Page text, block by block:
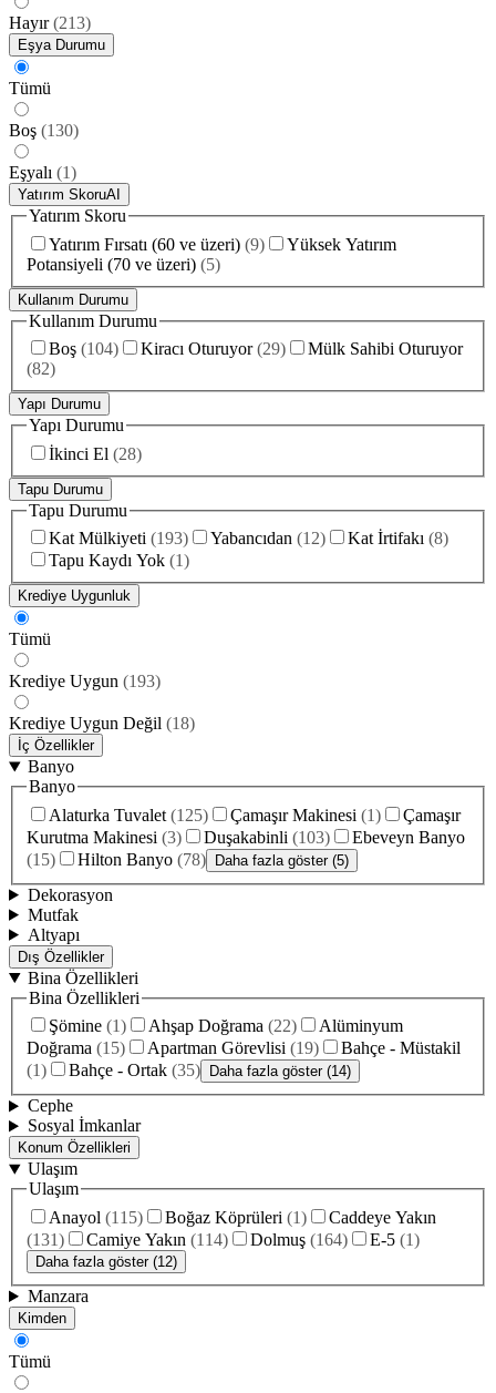
Hayır (213)
Eşya Durumu
Tümü
Boş (130)
Eşyalı (1)
Yatırım SkoruAI
Yatırım Skoru
Yatırım Fırsatı (60 ve üzeri) (9)
Yüksek Yatırım
Potansiyeli (70 ve üzeri) (5)
Kullanım Durumu
Kullanım Durumu
Boş (104) Kiracı Oturuyor (29)
Mülk Sahibi Oturuyor
(82)
Yapı Durumu
Yapı Durumu
İkinci El (28)
Tapu Durumu
Tapu Durumu
Kat Mülkiyeti (193) Yabancıdan (12) Kat İrtifakı (8)
Tapu Kaydı Yok (1)
Krediye Uygunluk
Tümü
Krediye Uygun (193)
Krediye Uygun Değil (18)
İç Özellikler
Banyo
Banyo
Alaturka Tuvalet (125) Çamaşır Makinesi (1)
Çamaşır
Kurutma Makinesi (3) Duşakabinli (103)
Ebeveyn Banyo
(15) Hilton Banyo (78) Daha fazla göster (5)
Dekorasyon
Mutfak
Altyapı
Dış Özellikler
Bina Özellikleri
Bina Özellikleri
Şömine (1) Ahşap Doğrama (22)
Alüminyum
Doğrama (15) Apartman Görevlisi (19)
Bahçe - Müstakil
(1) Bahçe - Ortak (35) Daha fazla göster (14)
Cephe
Sosyal İmkanlar
Konum Özellikleri
Ulaşım
Ulaşım
Anayol (115) Boğaz Köprüleri (1)
Caddeye Yakın
(131) Camiye Yakın (114) Dolmuş (164) E-5 (1)
Daha fazla göster (12)
Manzara
Kimden
Tümü